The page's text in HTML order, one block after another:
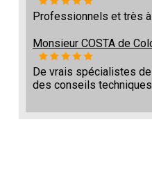
Professionnels et très
Monsieur COSTA de
De vrais spécialistes
des conseils